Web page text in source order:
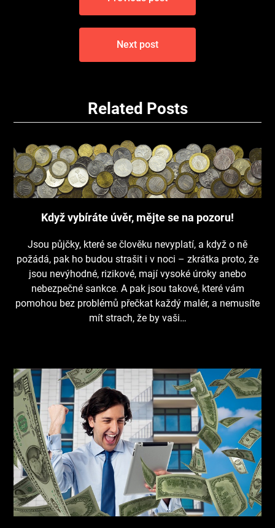
příspěvek
Next post
Related Posts
Když vybíráte úvěr, mějte se na pozoru!
Jsou půjčky, které se člověku nevyplatí, a když o ně
požádá, pak ho budou strašit i v noci – zkrátka proto, že
jsou nevýhodné, rizikové, mají vysoké úroky anebo
nebezpečné sankce. A pak jsou takové, které vám
pomohou bez problémů přečkat každý malér, a nemusíte
mít strach, že by vaši…